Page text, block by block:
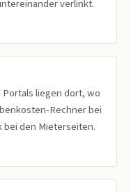
verlinkt.
liegen dort, wo
Rechner bei
bei den Mieterseiten.